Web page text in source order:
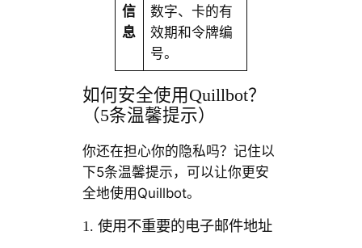
信
息
数字、卡的有
效期和令牌编
号。
如何安全使用Quillbot？
（5条温馨提示）
你还在担心你的隐私吗？记住以
下5条温馨提示，可以让你更安
全地使用Quillbot。
1. 使用不重要的电子邮件地址